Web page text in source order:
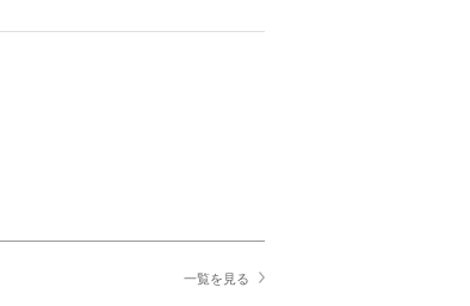
一覧を見る